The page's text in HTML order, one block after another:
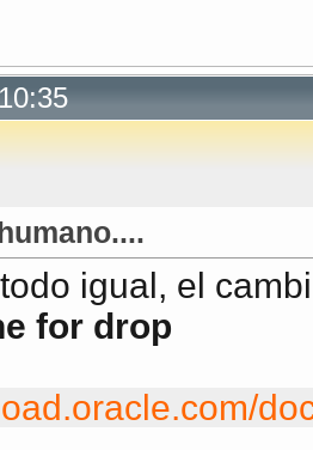
igual, el
for drop